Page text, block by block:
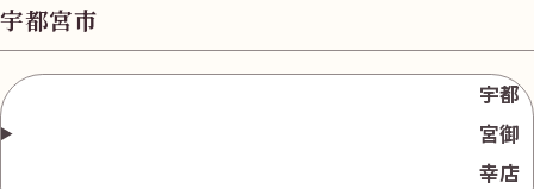
宇都宮市
宇都
宮御
幸店